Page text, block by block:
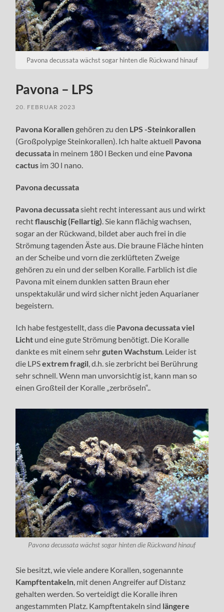
Pavona decussata wächst sogar hinten die Rückwand hinauf
Pavona – LPS
20. FEBRUAR 2023
Pavona Korallen gehören zu den LPS -Steinkorallen
(Großpolypige Steinkorallen). Ich halte aktuell Pavona
decussata in meinem 180 l Becken und eine Pavona
cactus im 30 l nano.
Pavona decussata
Pavona decussatasieht recht interessant aus und wirkt
rechtflauschig (Fellartig). Sie kann flächig wachsen,
sogar an der Rückwand, bildet aber auch frei in die
Strömung tagenden Äste aus. Die braune Fläche hinten
an der Scheibe und vorn die zerklüfteten Zweige
gehören zu ein und der selben Koralle. Farblich ist die
Pavona mit einem dunklen satten Braun eher
unspektakulär und wird sicher nicht jeden Aquarianer
begeistern.
Ich habe festgestellt, dass die Pavona decussataviel
Licht und eine gute Strömung benötigt. Die Koralle
dankte es mit einem sehrguten Wachstum. Leider ist
die LPSextrem fragil, d.h. sie zerbricht bei Berührung
sehr schnell. Wenn man unvorsichtig ist, kann man so
einen Großteil der Koralle „zerbröseln“..
Pavona decussata wächst sogar hinten die Rückwand hinauf
Sie besitzt, wie viele andere Korallen, sogenannte
Kampftentakeln , mit denen Angreifer auf Distanz
gehalten werden. So verteidigt die Koralle ihren
angestammten Platz. Kampftentakeln sind längere